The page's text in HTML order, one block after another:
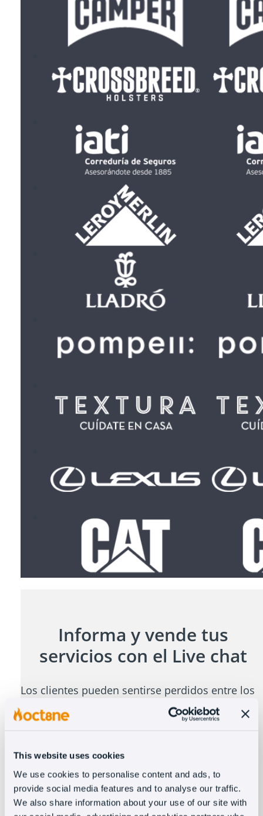
This website uses cookies
We use cookies to personalise content and ads, to
provide social media features and to analyse our traffic.
We also share information about your use of our site with
Informa y vende tus
servicios con el Live chat
Los clientes pueden sentirse perdidos entre los
servicios que ofreces. Guíalos hacia la solución
que más se adapte a sus necesidades de una
Configura tu chatbot para que tus clientes puedan
calcular el presupuesto del servicio rápidamente.